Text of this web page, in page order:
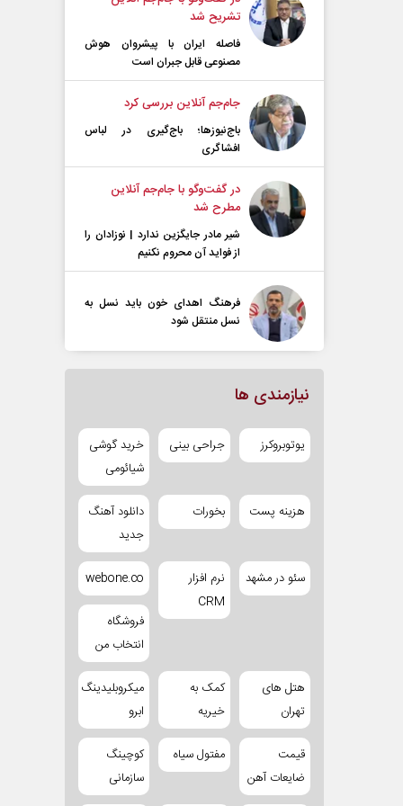
تشریح شد
فاصله ایران با پیشرو‌ان هوش
مصنوعی قابل جبران است
جام‌جم آنلاین بررسی کرد
باج‌نیوزها؛ باج‌گیری در لباس
افشاگری
در گفت‌و‌گو با جام‌جم آنلاین
مطرح شد
شیر مادر جایگزین ندارد | نوزادان را
از فواید آن محروم نکنیم
فرهنگ اهدای خون باید نسل به
نسل منتقل شود
نیازمندی ها
یوتوبروکرز جراحی بینی
خرید گوشی
شیائومی
هزینه پست بخورات
دانلود آهنگ
جدید
سئو در مشهد
نرم افزار
CRM
webone.co
فروشگاه
انتخاب من
هتل های
تهران
کمک به
خیریه
میکروبلیدینگ
ابرو
قیمت
ضایعات آهن
مفتول سیاه
کوچینگ
سازمانی